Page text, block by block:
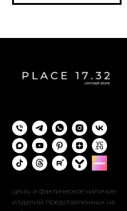
цены и фактическое наличие
изделий представленных на